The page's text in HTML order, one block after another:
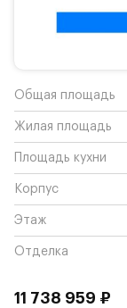
Общая площадь
Жилая площадь
Площадь кухни
Корпус
Этаж
Отделка
11 738 959 ₽